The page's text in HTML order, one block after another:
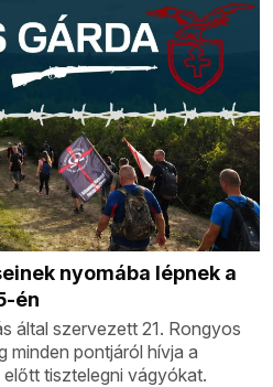
nyomába lépnek a
én
által szervezett 21. Rongyos
minden pontjáról hívja a
tisztelegni vágyókat.